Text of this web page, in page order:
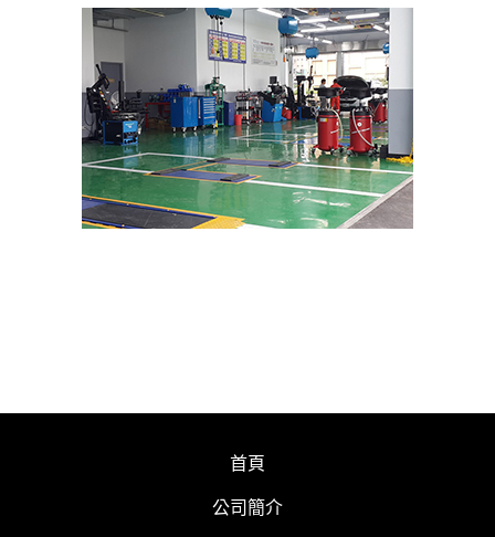
首頁
公司簡介